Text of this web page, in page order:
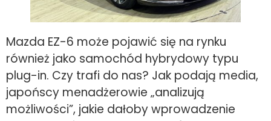
Mazda EZ-6 może pojawić się na rynku
również jako samochód hybrydowy typu
plug-in. Czy trafi do nas? Jak podają media,
japońscy menadżerowie „analizują
możliwości”, jakie dałoby wprowadzenie